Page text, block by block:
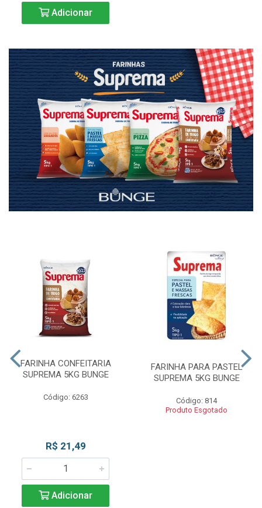
Adicionar
FARINHA CONFEITARIA
SUPREMA 5KG BUNGE
Código: 6263
R$ 21,49
Adicionar
FARINHA PARA PASTEL
SUPREMA 5KG BUNGE
Código: 814
Produto Esgotado